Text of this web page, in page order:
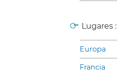
Lugares :
Europa
Francia